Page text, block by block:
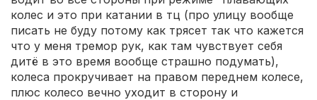
колес и это при катании в тц (про улицу вообще
писать не буду потому как трясет так что кажется
что у меня тремор рук, как там чувствует себя
дитё в это время вообще страшно подумать),
колеса прокручивает на правом переднем колесе,
плюс колесо вечно уходит в сторону и